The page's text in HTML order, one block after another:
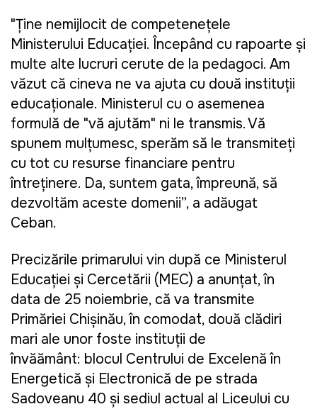
"Ţine nemijlocit de competeneţele
Ministerului Educaţiei. Începând cu rapoarte şi
multe alte lucruri cerute de la pedagoci. Am
văzut că cineva ne va ajuta cu două instituţii
educaţionale. Ministerul cu o asemenea
formulă de "vă ajutăm" ni le transmis. Vă
spunem mulţumesc, sperăm să le transmiteţi
cu tot cu resurse financiare pentru
întreţinere. Da, suntem gata, împreună, să
dezvoltăm aceste domenii”, a adăugat
Ceban.
Precizările primarului vin după ce Ministerul
Educației și Cercetării (MEC) a anunțat, în
data de 25 noiembrie, că va transmite
Primăriei Chișinău, în comodat, două clădiri
mari ale unor foste instituții de
învățământ: blocul Centrului de Excelență în
Energetică și Electronică de pe strada
Sadoveanu 40 și sediul actual al Liceului cu